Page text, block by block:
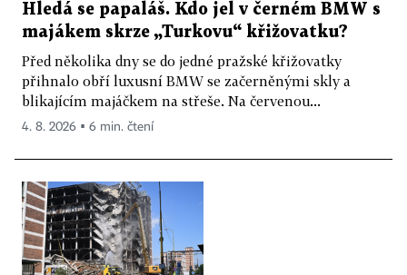
Hledá se papaláš. Kdo jel v černém BMW s
majákem skrze „Turkovu“ křižovatku?
Před několika dny se do jedné pražské křižovatky
přihnalo obří luxusní BMW se začerněnými skly a
blikajícím majáčkem na střeše. Na červenou...
4. 8. 2026 ▪ 6 min. čtení